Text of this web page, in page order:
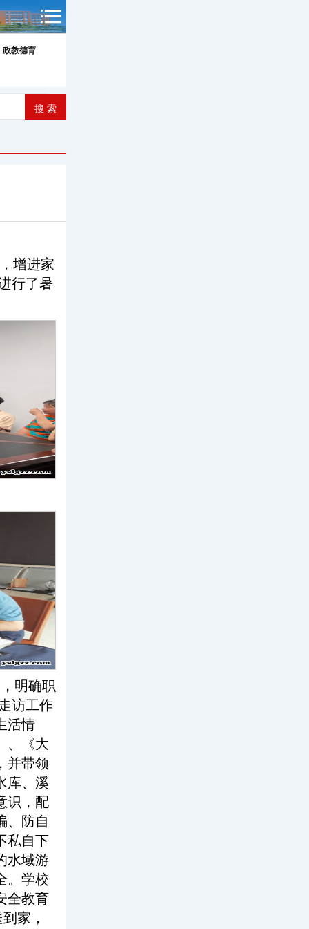
政教德育
增进家
行了暑
明确职
访工作
活情
、《大
并带领
库、溪
识，配
、防自
私自下
水域游
。学校
全教育
家，